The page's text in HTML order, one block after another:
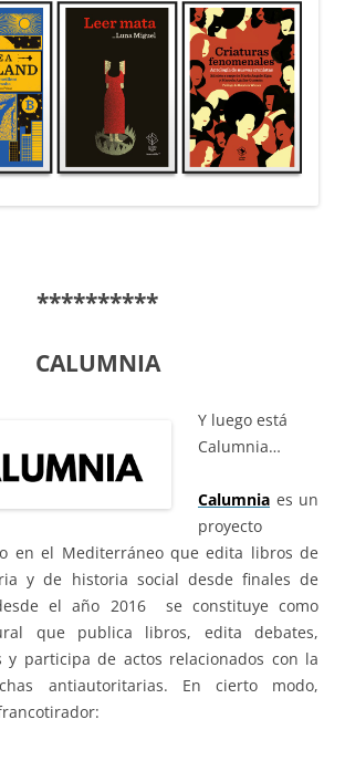
**********
CALUMNIA
Y luego está
Calumnia…
Calumnia es un
proyecto
en el Mediterráneo que edita libros de
y de historia social desde finales de
el año 2016 se constituye como
que publica libros, edita debates,
y participa de actos relacionados con la
antiautoritarias. En cierto modo,